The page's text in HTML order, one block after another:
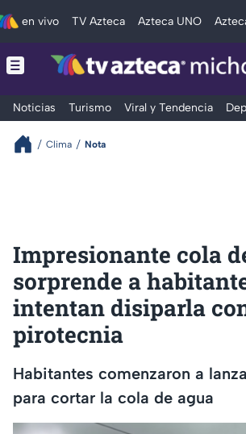
en vivo TV Azteca Azteca UNO
Noticias Turismo Viral y Tendencia
Clima Nota
Impresionante cola
sorprende a
intentan disiparla
pirotecnia
Habitantes comenzaron a
para cortar la cola de agua